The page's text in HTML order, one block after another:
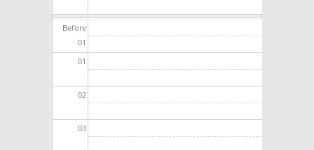
Before
01
01
02
03